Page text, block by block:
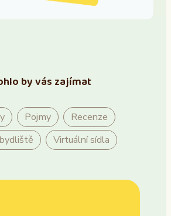
by vás zajímat
Pojmy
Recenze
Virtuální sídla